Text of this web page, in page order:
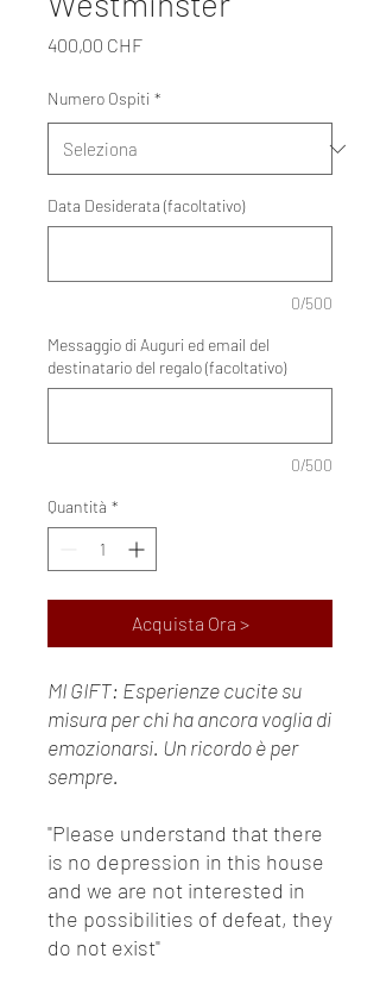
400,00 CHFPrezzo
Numero Ospiti *
Data Desiderata (facoltativo)
0/500
Messaggio di Auguri ed email del
destinatario del regalo (facoltativo)
0/500
Quantità *
Acquista Ora >
MI GIFT: Esperienze cucite su
misura per chi ha ancora voglia di
emozionarsi. Un ricordo è per
sempre.
"Please understand that there
is no depression in this house
and we are not interested in
the possibilities of defeat, they
do not exist"